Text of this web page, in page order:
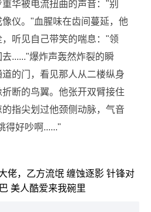
华被电流扭曲的声音："别
仪。"血腥味在齿间蔓延，他
听见自己带笑的喘息："领
......"爆炸声轰然炸裂的瞬
的门，看见那人从二楼纵身
断的鸟翼。他张开双臂接住
指尖划过他颈侧动脉，气音
得好吵啊......"
佬，乙方流氓 缠蚀逐影 针锋对
美人酷爱来我碗里